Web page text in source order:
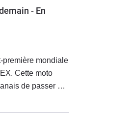
- En
première mondiale
Cette moto
de passer à
dans le courant